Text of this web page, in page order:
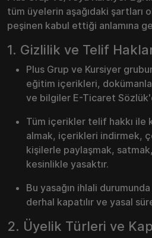
tüm üyelerin aşağıdaki şartları
peşinen kabul ettiği anlamına
1. Gizlilik ve Telif
Plus Grup ve Kursiyer
eğitim içerikleri,
ve bilgiler E-Ticaret
Tüm içerikler telif hakkı ile
almak, içerikleri indirmek,
kişilerle paylaşmak,
kesinlikle yasaktır.
Bu yasağın ihlali
derhal kapatılır ve yasal
2. Üyelik Türleri ve